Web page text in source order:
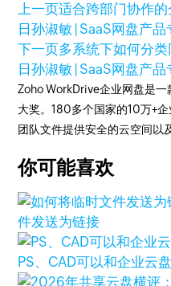
上一页适合跨部门协作
日孙淑敏 | SaaS网盘产
下一页多系统下如何分
日孙淑敏 | SaaS网盘产品
Zoho WorkDrive企业网盘是
大奖。180多个国家的10万+
团队文件提供安全的云空间以
你可能喜欢
件发送为链接
PS、CAD可以和企业云